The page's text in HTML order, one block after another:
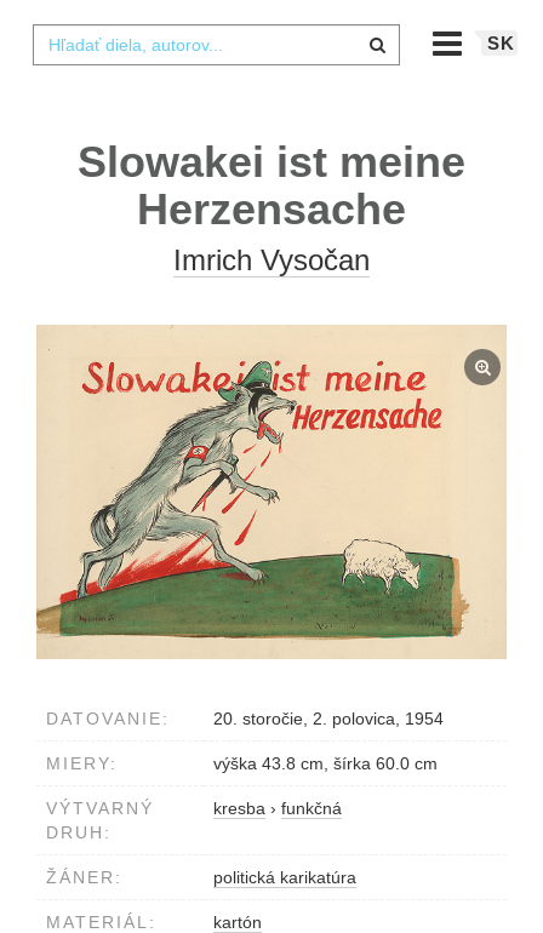
SK
Slowakei ist meine
Herzensache
Imrich Vysočan
DATOVANIE: 20. storočie, 2. polovica, 1954
MIERY: výška 43.8 cm, šírka 60.0 cm
VÝTVARNÝ
DRUH:
kresba › funkčná
ŽÁNER: politická karikatúra
MATERIÁL: kartón